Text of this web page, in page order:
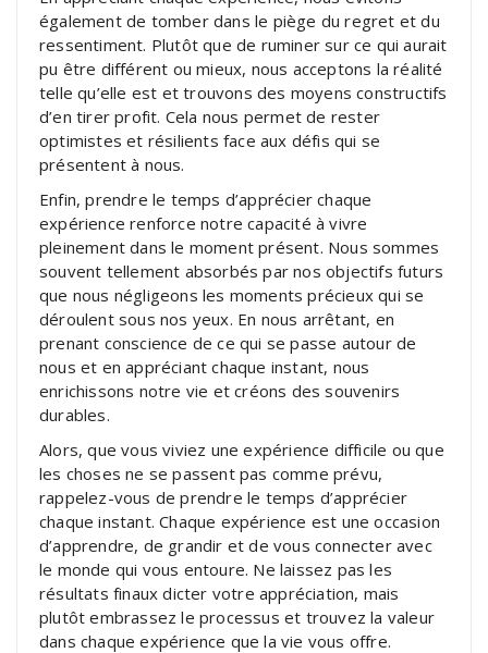
également de tomber dans le piège du regret et du
ressentiment. Plutôt que de ruminer sur ce qui aurait
pu être différent ou mieux, nous acceptons la réalité
telle qu’elle est et trouvons des moyens constructifs
d’en tirer profit. Cela nous permet de rester
optimistes et résilients face aux défis qui se
présentent à nous.
Enfin, prendre le temps d’apprécier chaque
expérience renforce notre capacité à vivre
pleinement dans le moment présent. Nous sommes
souvent tellement absorbés par nos objectifs futurs
que nous négligeons les moments précieux qui se
déroulent sous nos yeux. En nous arrêtant, en
prenant conscience de ce qui se passe autour de
nous et en appréciant chaque instant, nous
enrichissons notre vie et créons des souvenirs
durables.
Alors, que vous viviez une expérience difficile ou que
les choses ne se passent pas comme prévu,
rappelez-vous de prendre le temps d’apprécier
chaque instant. Chaque expérience est une occasion
d’apprendre, de grandir et de vous connecter avec
le monde qui vous entoure. Ne laissez pas les
résultats finaux dicter votre appréciation, mais
plutôt embrassez le processus et trouvez la valeur
dans chaque expérience que la vie vous offre.